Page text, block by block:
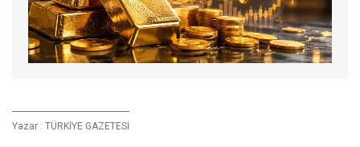
Yazar : TÜRKİYE GAZETESİ